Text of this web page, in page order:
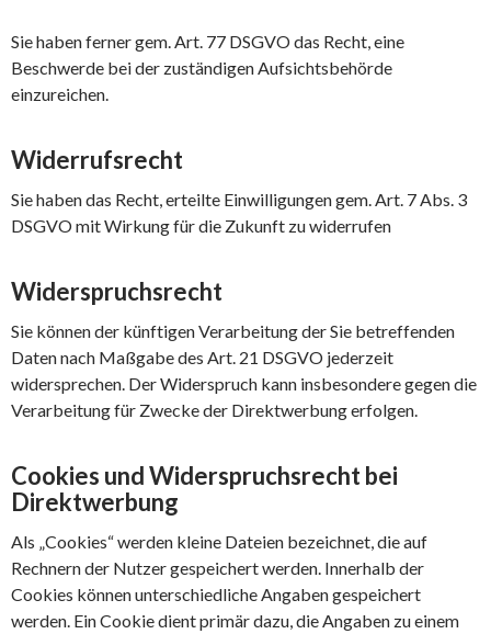
Sie haben ferner gem. Art. 77 DSGVO das Recht, eine
Beschwerde bei der zuständigen Aufsichtsbehörde
einzureichen.
Widerrufsrecht
Sie haben das Recht, erteilte Einwilligungen gem. Art. 7 Abs. 3
DSGVO mit Wirkung für die Zukunft zu widerrufen
Widerspruchsrecht
Sie können der künftigen Verarbeitung der Sie betreffenden
Daten nach Maßgabe des Art. 21 DSGVO jederzeit
widersprechen. Der Widerspruch kann insbesondere gegen die
Verarbeitung für Zwecke der Direktwerbung erfolgen.
Cookies und Widerspruchsrecht bei
Direktwerbung
Als „Cookies“ werden kleine Dateien bezeichnet, die auf
Rechnern der Nutzer gespeichert werden. Innerhalb der
Cookies können unterschiedliche Angaben gespeichert
werden. Ein Cookie dient primär dazu, die Angaben zu einem